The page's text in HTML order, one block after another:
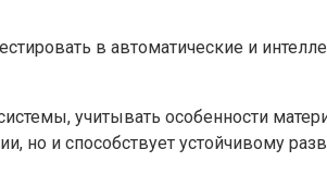
в автоматические и
учитывать особенности
но и способствует устойчивому